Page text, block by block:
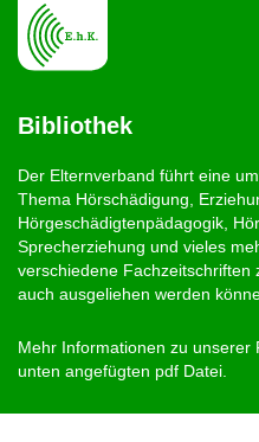
Bibliothek
Der Elternverband führt eine
Thema Hörschädigung,
Hörgeschädigtenpädagogik,
Sprecherziehung und vieles
verschiedene
auch ausgeliehen werden
Mehr Informationen zu unserer
unten angefügten pdf Datei.